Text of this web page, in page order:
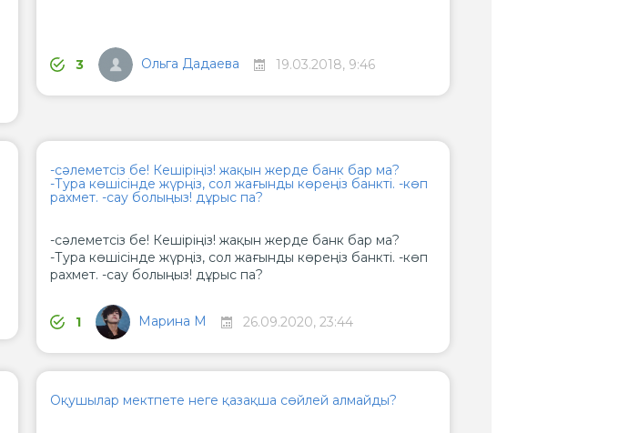
3 Ольга Дадаева 19.03.2018, 9:46
-сәлеметсіз бе! Кешіріңіз! жақын жерде банк бар ма?
-Тура көшісінде жүрңіз, сол жағынды көреңіз банкті. -көп
рахмет. -сау болыңыз! дұрыс па?
-сәлеметсіз бе! Кешіріңіз! жақын жерде банк бар ма?
-Тура көшісінде жүрңіз, сол жағынды көреңіз банкті. -көп
рахмет. -сау болыңыз! дұрыс па?
1 Марина М 26.09.2020, 23:44
Оқушылар мектпете неге қазақша сөйлей алмайды?